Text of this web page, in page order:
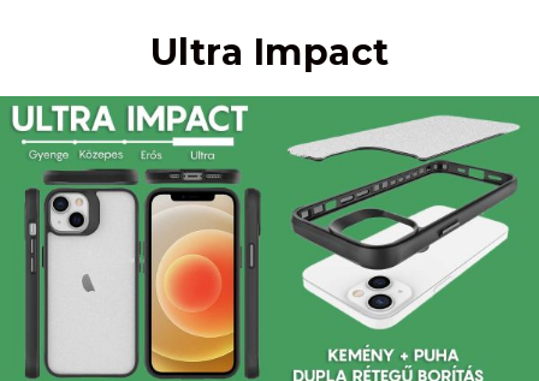
Ultra Impact